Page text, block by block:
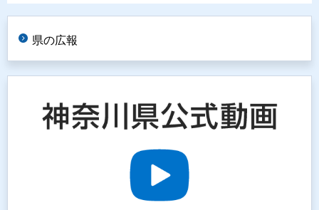
県の広報